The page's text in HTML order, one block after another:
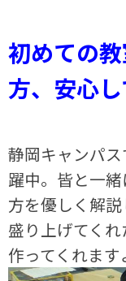
初めての
方、安心し
静岡キャンパ
躍中。皆と一
方を優しく解
盛り上げてく
作ってくれます